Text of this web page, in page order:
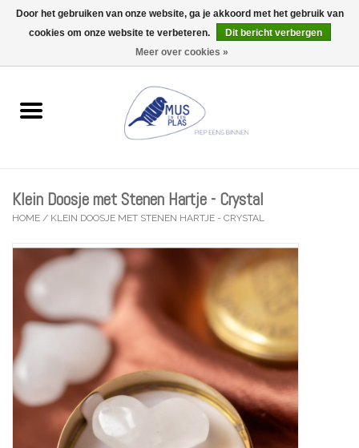
0 Artikelen - €0,00
Wenskaarten
Lifestyle
Kleine gelukjes
Troost
Thema
Pasen
Klein Doosje met Stenen Hartje - Crystal
HOME / KLEIN DOOSJE MET STENEN HARTJE - CRYSTAL
Door het gebruiken van onze website, ga je akkoord met het gebruik van
cookies om onze website te verbeteren.
Dit bericht verbergen
Meer over cookies »
Wij zijn uitzonderlijk gesloten op Do 13/08